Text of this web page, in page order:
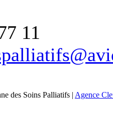
11
des Soins Palliatifs | Agence